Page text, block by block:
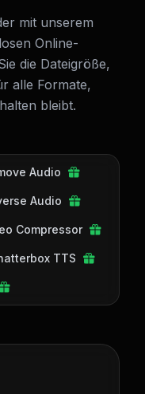
mit unserem
Online-
die Dateigröße,
alle Formate,
bleibt.
Audio
Audio
Compressor
TTS